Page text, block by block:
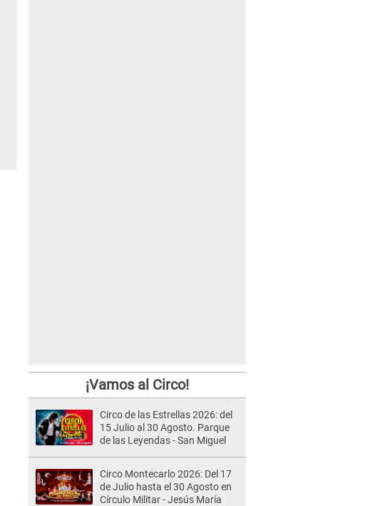
¡Vamos al Circo!
Circo de las Estrellas 2026: del
15 Julio al 30 Agosto. Parque
de las Leyendas - San Miguel
Circo Montecarlo 2026: Del 17
de Julio hasta el 30 Agosto en
Círculo Militar - Jesús María